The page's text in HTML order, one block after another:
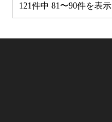
121件中 81〜90件を表示